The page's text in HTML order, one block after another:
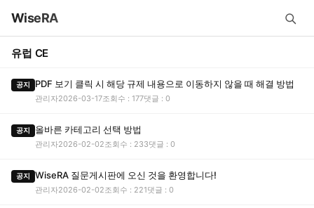
WiseRA
유럽 CE
공지 PDF 보기 클릭 시 해당 규제 내용으로 이동하지 않을 때 해결 방법
관리자2026-03-17조회수 : 177댓글 : 0
공지 올바른 카테고리 선택 방법
관리자2026-02-02조회수 : 233댓글 : 0
공지 WiseRA 질문게시판에 오신 것을 환영합니다!
관리자2026-02-02조회수 : 221댓글 : 0